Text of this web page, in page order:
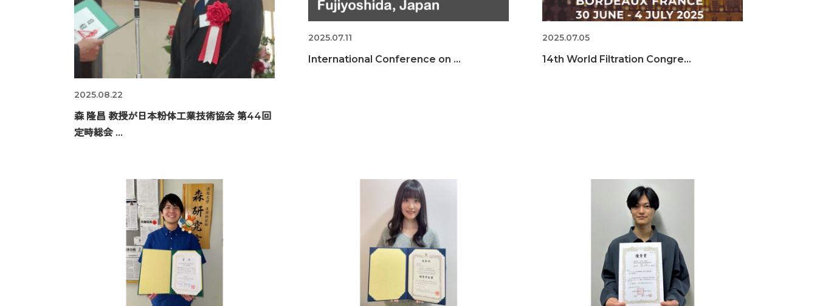
2025.08.22
森 隆昌 教授が日本粉体工業技術協会 第44回
定時総会 ...
2025.07.11
International Conference on ...
2025.07.05
14th World Filtration Congre...